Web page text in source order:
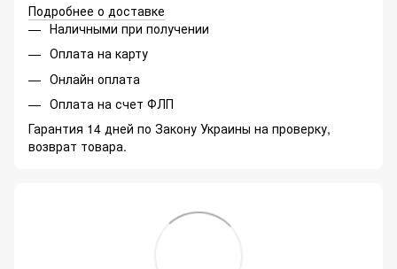
Подробнее о доставке
Наличными при получении
Оплата на карту
Онлайн оплата
Оплата на счет ФЛП
Гарантия 14 дней по Закону Украины на проверку,
возврат товара.